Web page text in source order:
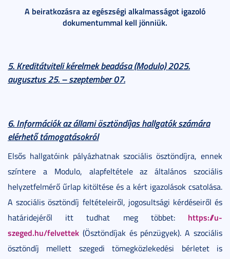
A beiratkozásra az egészségi alkalmasságot igazoló
dokumentummal kell jönniük.
5. Kreditátviteli kérelmek beadása (Modulo) 2025.
augusztus 25. – szeptember 07.
6. Információk az állami ösztöndíjas hallgatók számára
elérhető támogatásokról
Elsős hallgatóink pályázhatnak szociális ösztöndíjra, ennek
színtere a Modulo, alapfeltétele az általános szociális
helyzetfelmérő űrlap kitöltése és a kért igazolások csatolása.
A szociális ösztöndíj feltételeiről, jogosultsági kérdéseiről és
határidejéről itt tudhat meg többet:
https://u-
szeged.hu/felvettek (Ösztöndíjak és pénzügyek). A szociális
ösztöndíj mellett szegedi tömegközlekedési bérletet is